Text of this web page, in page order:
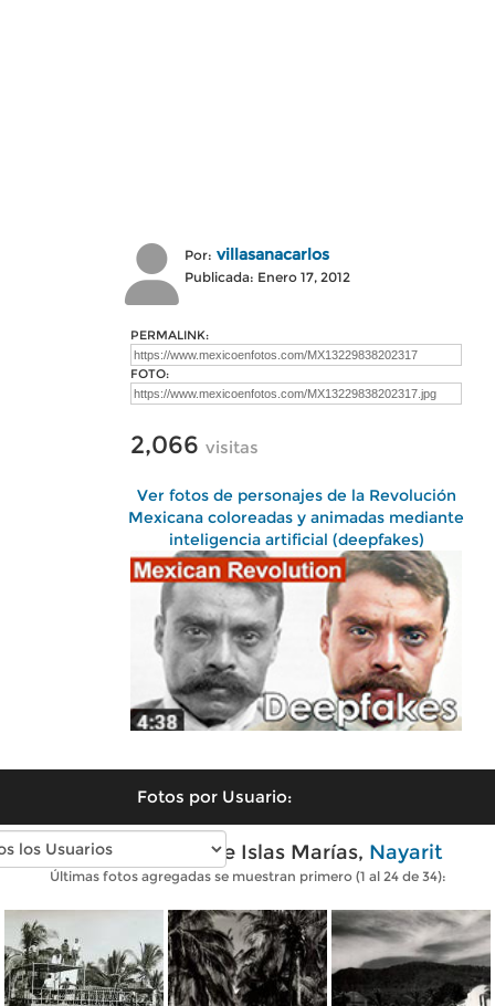
Por: villasanacarlos
Publicada: Enero 17, 2012
PERMALINK:
FOTO:
2,066 visitas
Ver fotos de personajes de la Revolución
Mexicana coloreadas y animadas mediante
inteligencia artificial (deepfakes)
Fotos por Usuario:
Fotos antiguas de Islas Marías, Nayarit
Últimas fotos agregadas se muestran primero (1 al 24 de 34):